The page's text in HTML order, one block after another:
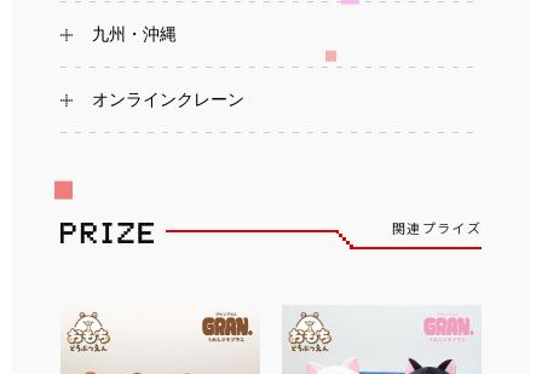
九州・沖縄
オンラインクレーン
関連プライズ